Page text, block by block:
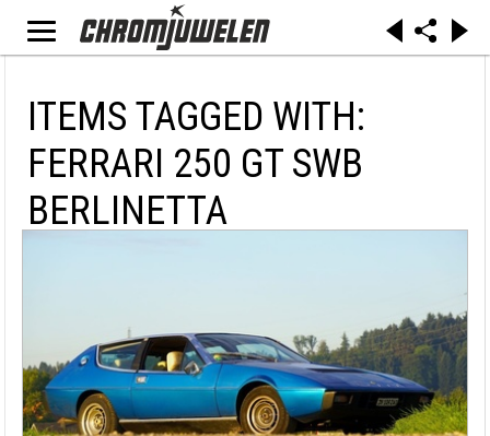
ITEMS TAGGED WITH:
FERRARI 250 GT SWB
BERLINETTA